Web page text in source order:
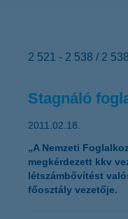
2 521 - 2 538 / 2
Stagnáló
2011.02.18.
„A Nemzeti
megkérdezett kkv
létszámbővítést
főosztály vezetője.